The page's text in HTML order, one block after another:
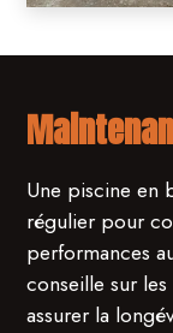
Une piscine en
régulier pour
performances
conseille sur
assurer la